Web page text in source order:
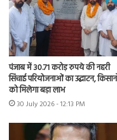
पंजाब में 30.71 करोड़ रुपये की नहरी
सिंचाई परियोजनाओं का उद्घाटन,
को मिलेगा बड़ा लाभ
30 July 2026 - 12:13 PM